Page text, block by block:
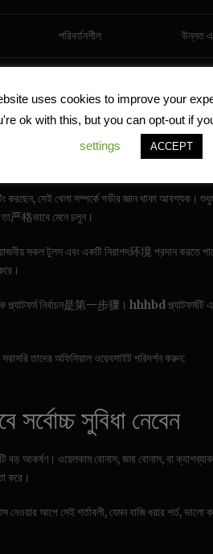
পরিবর্তনশীল উন্নত
ডিজিটাল সমাধানের দিকে ঝুঁকছেন।
একটি বিকল্প হতে পারে। ম্যাচ চলাকালীন প্রতিটি ওভার,
আপনাকে রিয়েল-টাইমে এই অভিজ্ঞতা দিতে পারে।
করছেন, সেই খেলা সম্পর্কে গভীর জ্ঞান থাকা আবশ্যক।
严格ভাবে মেনে চলুন।
সকল টুলস এবং একটি নিরাপদ环境 প্রদান করতে
নির্বাচন是第一步骤। hhhbd
তাদের অফিসিয়াল ওয়েবসাইট পরিদর্শন করুন:
সুবিধা নেবেন
বড় আকর্ষণ। ওয়েলকাম বোনাস, জমা বোনাস, বা
করে।
আগে সেই শর্তাবলী, যেমন বাজি ধরার শর্ত, ভালো
uses cookies to improve your
ok with this, but you can opt-out if
settings
ACCEPT